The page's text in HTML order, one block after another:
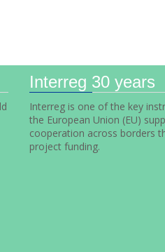
Interreg 30 years
Interreg is one of the key
the European Union (EU)
cooperation across borders
project funding.